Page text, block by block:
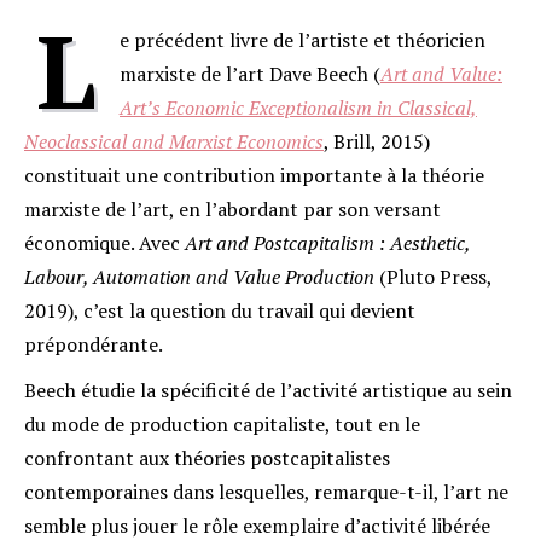
L
e précédent livre de l’artiste et théoricien
marxiste de l’art Dave Beech (Art and Value:
Art’s Economic Exceptionalism in Classical,
Neoclassical and Marxist Economics, Brill, 2015)
constituait une contribution importante à la théorie
marxiste de l’art, en l’abordant par son versant
économique. AvecArt and Postcapitalism : Aesthetic,
Labour, Automation and Value Production (Pluto Press,
2019), c’est la question du travail qui devient
prépondérante.
Beech étudie la spécificité de l’activité artistique au sein
du mode de production capitaliste, tout en le
confrontant aux théories postcapitalistes
contemporaines dans lesquelles, remarque-t-il, l’art ne
semble plus jouer le rôle exemplaire d’activité libérée